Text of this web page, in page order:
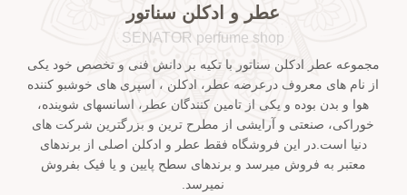
عطر و ادکلن سناتور
SENATOR perfume shop
مجموعه عطر ادکلن سناتور با تکیه بر دانش فنی و تخصص خود یکی
از نام های معروف درعرضه عطر، ادکلن ، اسپری های خوشبو کننده
هوا و بدن بوده و یکی از تامین کنندگان عطر، اسانسهای شوینده،
خوراکی، صنعتی و آرایشی از مطرح ترین و بزرگترین شرکت های
دنیا است.در این فروشگاه فقط عطر و ادکلن اصلی از برندهای
معتبر به فروش میرسد و برندهای سطح پایین و یا فیک بفروش
نمیرسد.